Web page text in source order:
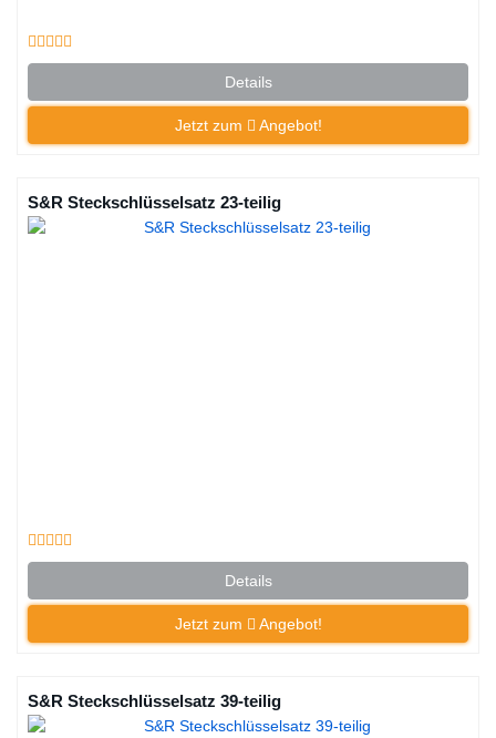
Details
Jetzt zum Angebot!
S&R Steckschlüsselsatz 23-teilig
Details
Jetzt zum Angebot!
S&R Steckschlüsselsatz 39-teilig